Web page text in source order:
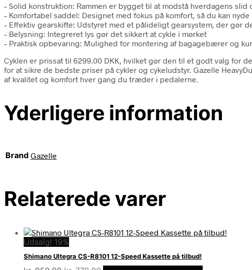
– Solid konstruktion: Rammen er bygget til at modstå hverdagens
– Komfortabel saddel: Designet med fokus på komfort, så du kan
– Effektiv gearskifte: Udstyret med et pålideligt gearsystem, der gør
– Belysning: Integreret lys gør det sikkert at cykle i mørket
– Praktisk opbevaring: Mulighed for montering af bagagebærer og
Cyklen er prissat til 6299.00 DKK, hvilket gør den til et godt valg for
for at sikre de bedste priser på cykler og cykeludstyr. Gazelle
af kvalitet og komfort hver gang du træder i pedalerne.
Yderligere information
Brand Gazelle
Relaterede varer
Udsalg! 19%
Shimano Ultegra CS-R8101 12-Speed Kassette på tilbud!